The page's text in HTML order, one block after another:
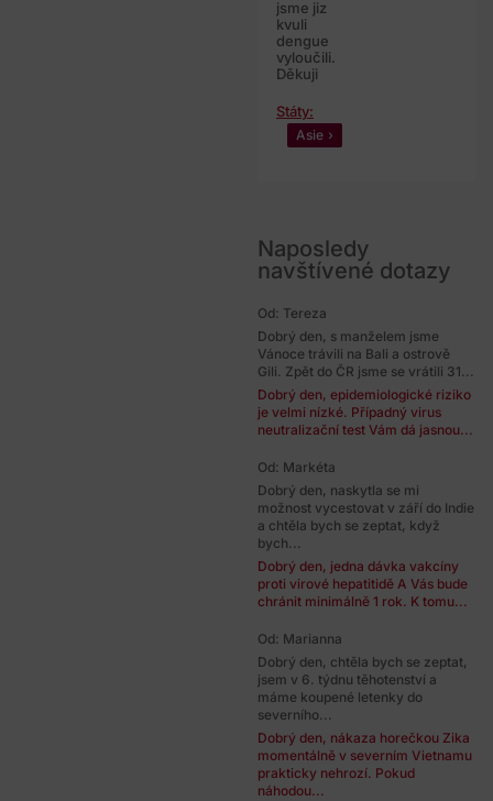
jsme jiz
kvuli
dengue
vyloučili.
Děkuji
Státy:
Asie
Naposledy
navštívené dotazy
Od: Tereza
Dobrý den, s manželem jsme
Vánoce trávili na Bali a ostrově
Gili. Zpět do ČR jsme se vrátili 31...
Dobrý den, epidemiologické riziko
je velmi nízké. Případný virus
neutralizační test Vám dá jasnou...
Od: Markéta
Dobrý den, naskytla se mi
možnost vycestovat v září do Indie
a chtěla bych se zeptat, když
bych...
Dobrý den, jedna dávka vakcíny
proti virové hepatitidě A Vás bude
chránit minimálně 1 rok. K tomu...
Od: Marianna
Dobrý den, chtěla bych se zeptat,
jsem v 6. týdnu těhotenství a
máme koupené letenky do
severního...
Dobrý den, nákaza horečkou Zika
momentálně v severním Vietnamu
prakticky nehrozí. Pokud
náhodou...